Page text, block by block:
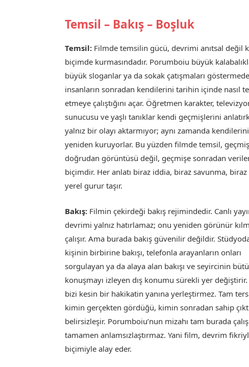
Temsil – Bakış – Boşluk
Temsil: Filmde temsilin gücü, devrimi anıtsal değil
biçimde kurmasındadır. Porumboiu büyük
büyük sloganlar ya da sokak çatışmaları
insanların sonradan kendilerini tarihin içinde nasıl
etmeye çalıştığını açar. Öğretmen karakter,
sunucusu ve yaşlı tanıklar kendi geçmişlerini
yalnız bir olayı aktarmıyor; aynı zamanda
yeniden kuruyorlar. Bu yüzden filmde temsil,
doğrudan görüntüsü değil, geçmişe sonradan
biçimdir. Her anlatı biraz iddia, biraz savunma, biraz
yerel gurur taşır.
Bakış: Filmin çekirdeği bakış rejimindedir. Canlı
devrimi yalnız hatırlamaz; onu yeniden görünür
çalışır. Ama burada bakış güvenilir değildir.
kişinin birbirine bakışı, telefonla arayanların onları
sorgulayan ya da alaya alan bakışı ve seyircinin
konuşmayı izleyen dış konumu sürekli yer değiştirir.
bizi kesin bir hakikatin yanına yerleştirmez. Tam
kimin gerçekten gördüğü, kimin sonradan sahip
belirsizleşir. Porumboiu’nun mizahı tam burada
tamamen anlamsızlaştırmaz. Yani film, devrim
biçimiyle alay eder.